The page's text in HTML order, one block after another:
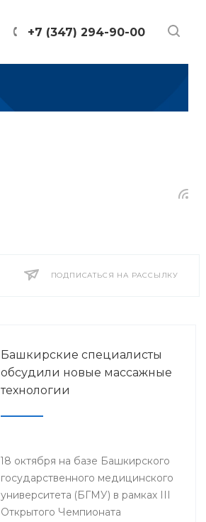
+7 (347) 294-90-00
ПОДПИСАТЬСЯ НА РАССЫЛКУ
2013 2012 2011
Башкирские специалисты
обсудили новые массажные
технологии
18 октября на базе Башкирского
государственного медицинского
университета (БГМУ) в рамках III
Открытого Чемпионата